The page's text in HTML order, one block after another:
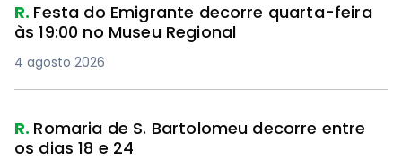
R. Festa do Emigrante decorre quarta-feira
às 19:00 no Museu Regional
4 agosto 2026
R. Romaria de S. Bartolomeu decorre entre
os dias 18 e 24